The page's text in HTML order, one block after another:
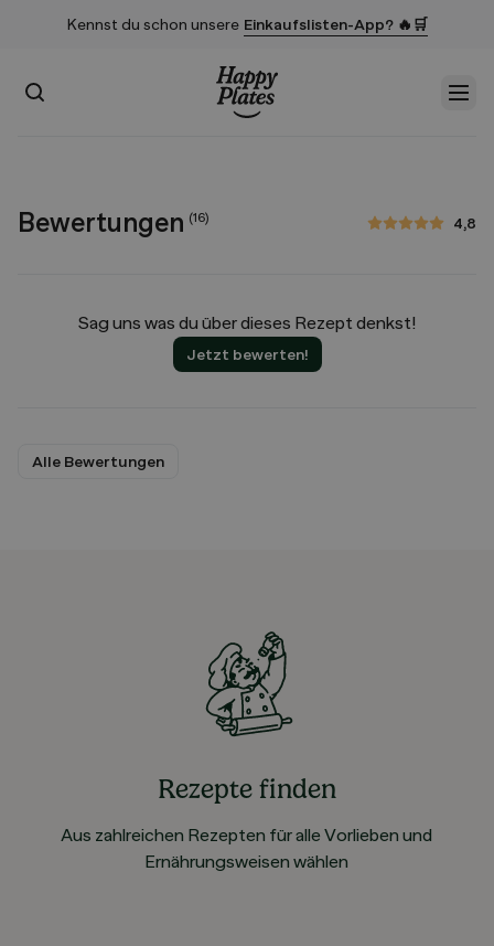
Kennst du schon unsere Einkaufslisten-App? 🔥🛒
Suchen
Bewertungen (16) 4,8
4,8 von 5 Sternen
Sag uns was du über dieses Rezept denkst!
Jetzt bewerten!
Alle Bewertungen
Rezepte finden
Aus zahlreichen Rezepten für alle Vorlieben und
Ernährungsweisen wählen